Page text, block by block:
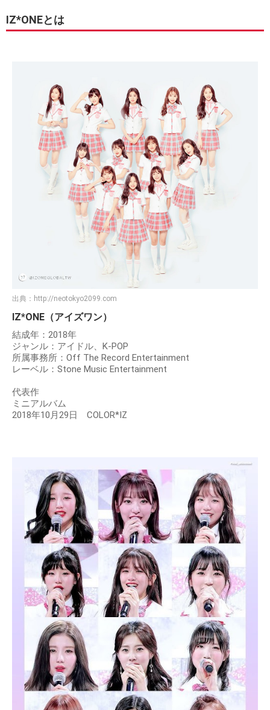
IZ*ONEとは
出典： http://neotokyo2099.com
IZ*ONE（アイズワン）
結成年：2018年
ジャンル：アイドル、K-POP
所属事務所：Off The Record Entertainment
レーベル：Stone Music Entertainment
代表作
ミニアルバム
2018年10月29日 COLOR*IZ